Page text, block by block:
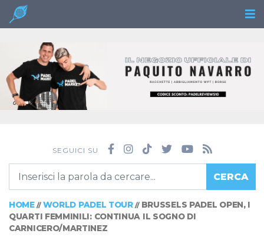
SEGUICI SU
CERCA
HOME// WORLD PADEL TOUR// BRUSSELS PADEL OPEN, I
QUARTI FEMMINILI: CONTINUA IL SOGNO DI
CARNICERO/MARTINEZ